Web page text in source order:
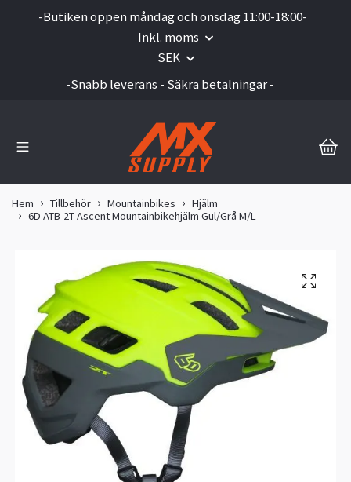
-Butiken öppen måndag och onsdag 11:00-18:00-
Inkl. moms
SEK
-Snabb leverans - Säkra betalningar -
Hem Tillbehör Mountainbikes
Hjälm
6D ATB-2T Ascent Mountainbikehjälm Gul/Grå M/L